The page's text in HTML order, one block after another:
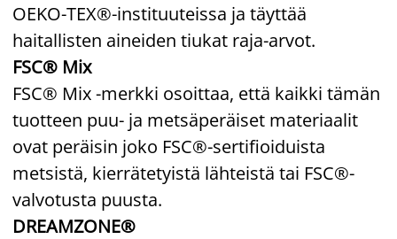
OEKO-TEX®-instituuteissa ja täyttää
haitallisten aineiden tiukat raja-arvot.
FSC® Mix
FSC® Mix -merkki osoittaa, että kaikki tämän
tuotteen puu- ja metsäperäiset materiaalit
ovat peräisin joko FSC®-sertifioiduista
metsistä, kierrätetyistä lähteistä tai FSC®-
valvotusta puusta.
DREAMZONE®